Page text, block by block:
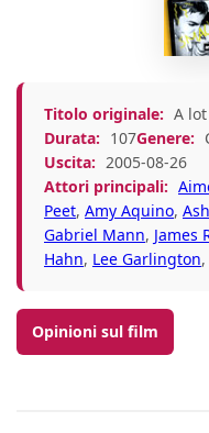
Titolo originale: A
Durata: 107Genere:
Uscita: 2005-08-26
Attori principali:
Peet, Amy Aquino,
Gabriel Mann, James
Hahn, Lee Garlington,
Opinioni sul film